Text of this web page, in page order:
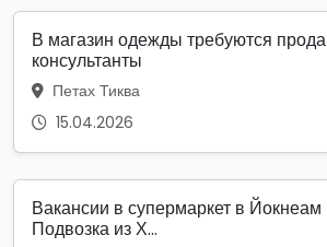
В магазин одежды требуются
консультанты
Петах Тиква
15.04.2026
Вакансии в супермаркет в
Подвозка из Х...